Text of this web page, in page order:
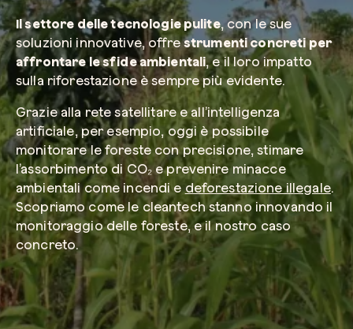
Il settore delle tecnologie pulite, con le sue
soluzioni innovative, offrestrumenti concreti per
affrontare le sfide ambientali, e il loro impatto
sulla riforestazione è sempre più evidente.
Grazie alla rete satellitare e all’intelligenza
artificiale, per esempio, oggi è possibile
monitorare le foreste con precisione, stimare
l’assorbimento di CO₂ e prevenire minacce
ambientali come incendi e deforestazione illegale.
Scopriamo come le cleantech stanno innovando il
monitoraggio delle foreste, e il nostro caso
concreto.
Crea la tua foresta
Pianta una foresta in un’area del mondo a
Comincia ora
Azienda*
Servizio di interesse
Come possiamo aiutarti?*